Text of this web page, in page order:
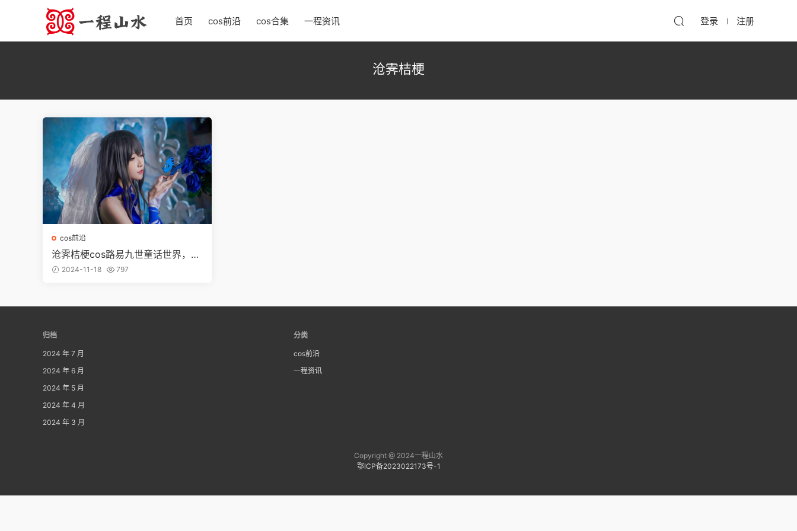
首页 cos前沿 cos合集 一程资讯 登录 注册
沧霁桔梗
cos前沿
沧霁桔梗cos路易九世童话世界，梦
幻之旅开始啦
2024-11-18 797
归档
2024 年 7 月
2024 年 6 月
2024 年 5 月
2024 年 4 月
2024 年 3 月
分类
cos前沿
一程资讯
Copyright @ 2024一程山水
鄂ICP备2023022173号-1